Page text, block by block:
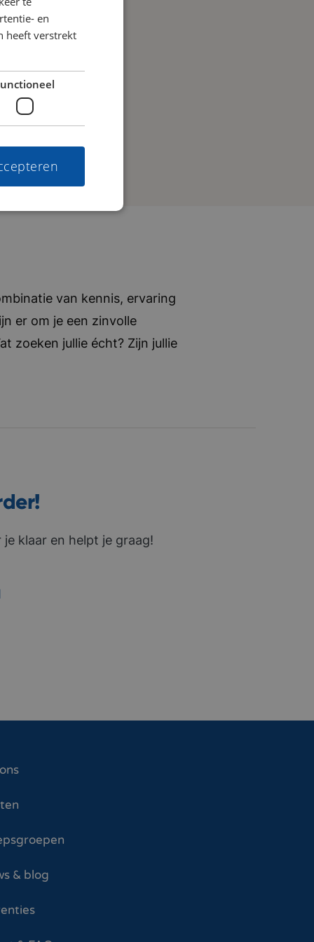
van kennis, ervaring
er om je een zinvolle
zoeken jullie écht? Zijn jullie
klaar en helpt je graag!
& blog
en
heeft verstrekt